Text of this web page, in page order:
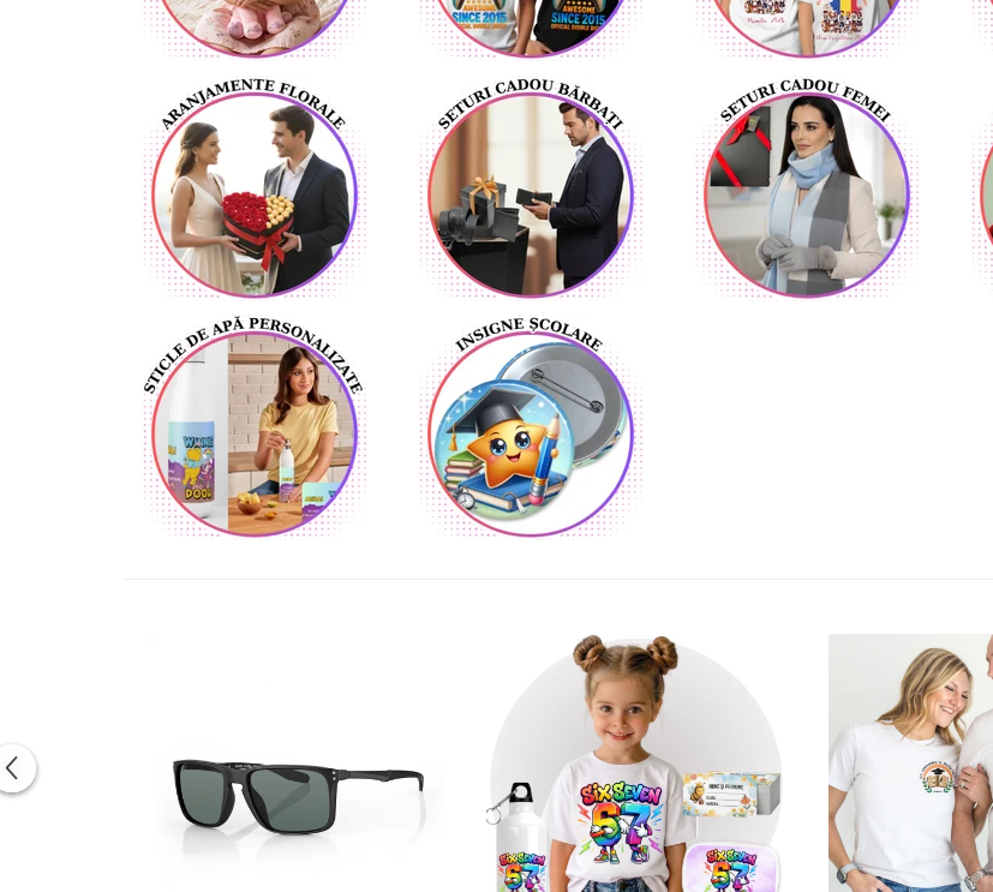
Lenjerii de pat pentru copii
Pijamale de barbati
WINTER Collection
Halate si pijamale Family
Seturi elegante femei
Pijamale BIG SIZE femei
Cadouri ocazii speciale
Cadouri Back to school
Cadouri Traditionale Romanesti